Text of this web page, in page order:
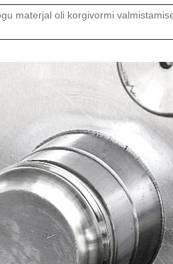
materjal oli korgivormi